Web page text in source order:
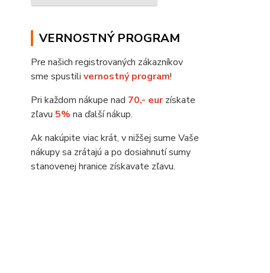
VERNOSTNÝ PROGRAM
Pre našich registrovaných zákazníkov
sme spustili vernostný program!
Pri každom nákupe nad 70,- eurzískate
zľavu 5% na ďalší nákup.
Ak nakúpite viac krát, v nižšej sume Vaše
nákupy sa zrátajú a po dosiahnutí sumy
stanovenej hranice získavate zľavu.